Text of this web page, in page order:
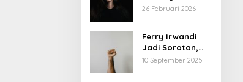
Mencintai Ipar
26 Februari 2026
Ferry Irwandi
Jadi Sorotan,
Begini Latar
10 September 2025